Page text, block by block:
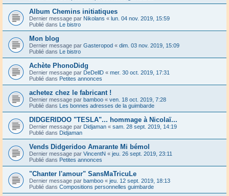
Album Chemins initiatiques
Dernier message par Nikolans « lun. 04 nov. 2019, 15:59
Publié dans Le bistro
Mon blog
Dernier message par Gasteropod « dim. 03 nov. 2019, 15:09
Publié dans Le bistro
Achète PhonoDidg
Dernier message par DeDellD « mer. 30 oct. 2019, 17:31
Publié dans Petites annonces
achetez chez le fabricant !
Dernier message par bamboo « ven. 18 oct. 2019, 7:28
Publié dans Les bonnes adresses de la guimbarde
DIDGERIDOO "TESLA"... hommage à Nicolaï...
Dernier message par Didjaman « sam. 28 sept. 2019, 14:19
Publié dans Didjaman
Vends Didgeridoo Amarante Mi bémol
Dernier message par VincentN « jeu. 26 sept. 2019, 23:11
Publié dans Petites annonces
"Chanter l'amour" SansMaTricuLe
Dernier message par bamboo « jeu. 12 sept. 2019, 18:13
Publié dans Compositions personnelles guimbarde